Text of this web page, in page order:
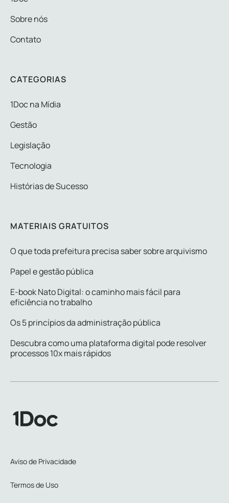
Sobre nós
Contato
CATEGORIAS
1Doc na Mídia
Gestão
Legislação
Tecnologia
Histórias de Sucesso
MATERIAIS GRATUITOS
O que toda prefeitura precisa saber sobre arquivismo
Papel e gestão pública
E-book Nato Digital: o caminho mais fácil para
eficiência no trabalho
Os 5 princípios da administração pública
Descubra como uma plataforma digital pode resolver
processos 10x mais rápidos
Aviso de Privacidade
Termos de Uso